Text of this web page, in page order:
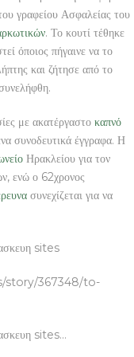
γραφείου Ασφαλείας του
. Το κουτί τέθηκε
όποιος πήγαινε να το
και ζήτησε από το
με ακατέργαστο καπνό
συνοδευτικά έγγραφα. Η
Ηρακλείου για τον
ενώ ο 62χρονος
συνεχίζεται για να
sites
story/367348/to-
sites…